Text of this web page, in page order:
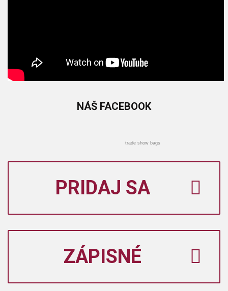
NÁŠ FACEBOOK
trade show bags
PRIDAJ SA
ZÁPISNÉ